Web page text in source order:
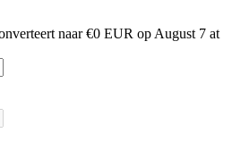
naar €0 EUR op August 7 at